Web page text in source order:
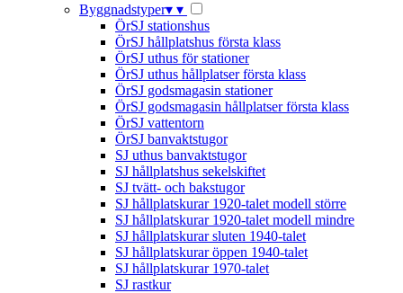
Byggnadstyper▾ ▾
ÖrSJ stationshus
ÖrSJ hållplatshus första klass
ÖrSJ uthus för stationer
ÖrSJ uthus hållplatser första klass
ÖrSJ godsmagasin stationer
ÖrSJ godsmagasin hållplatser första klass
ÖrSJ vattentorn
ÖrSJ banvaktstugor
SJ uthus banvaktstugor
SJ hållplatshus sekelskiftet
SJ tvätt- och bakstugor
SJ hållplatskurar 1920-talet modell större
SJ hållplatskurar 1920-talet modell mindre
SJ hållplatskurar sluten 1940-talet
SJ hållplatskurar öppen 1940-talet
SJ hållplatskurar 1970-talet
SJ rastkur